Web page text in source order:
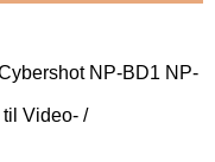
NP-BD1 NP-
Video- /